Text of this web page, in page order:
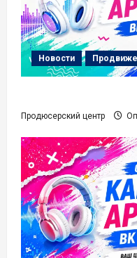
Новости
Продюсерский центр